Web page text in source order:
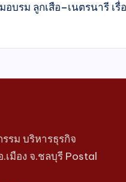
อบรม ลูกเสือ–เนตรนารี เ
รม บริหารธุรกิจ
เมือง จ.ชลบุรี Postal